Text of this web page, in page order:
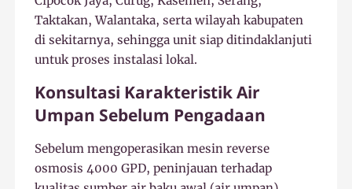
Taktakan, Walantaka, serta wilayah kabupaten
di sekitarnya, sehingga unit siap ditindaklanjuti
untuk proses instalasi lokal.
Konsultasi Karakteristik Air
Umpan Sebelum Pengadaan
Sebelum mengoperasikan mesin reverse
osmosis 4000 GPD, peninjauan terhadap